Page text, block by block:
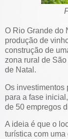
O Rio Grande do
produção de
construção de
zona rural de
de Natal.
Os investimentos
para a fase
de 50 empregos
A ideia é que o
turística com